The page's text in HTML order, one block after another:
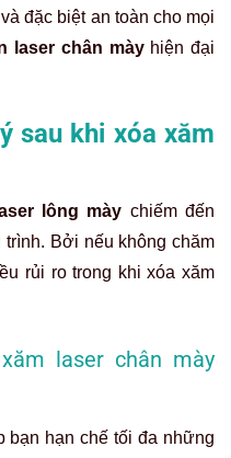
đặc biệt an toàn cho mọi
laser chân màyhiện đại
sau khi xóa xăm
lông mày chiếm đến
Bởi nếu không chăm
rủi ro trong khi xóa xăm
laser chân mày
bạn hạn chế tối đa những